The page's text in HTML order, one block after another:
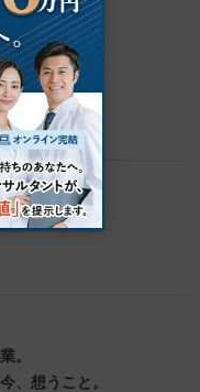
え
る。
。
。
、想うこと。